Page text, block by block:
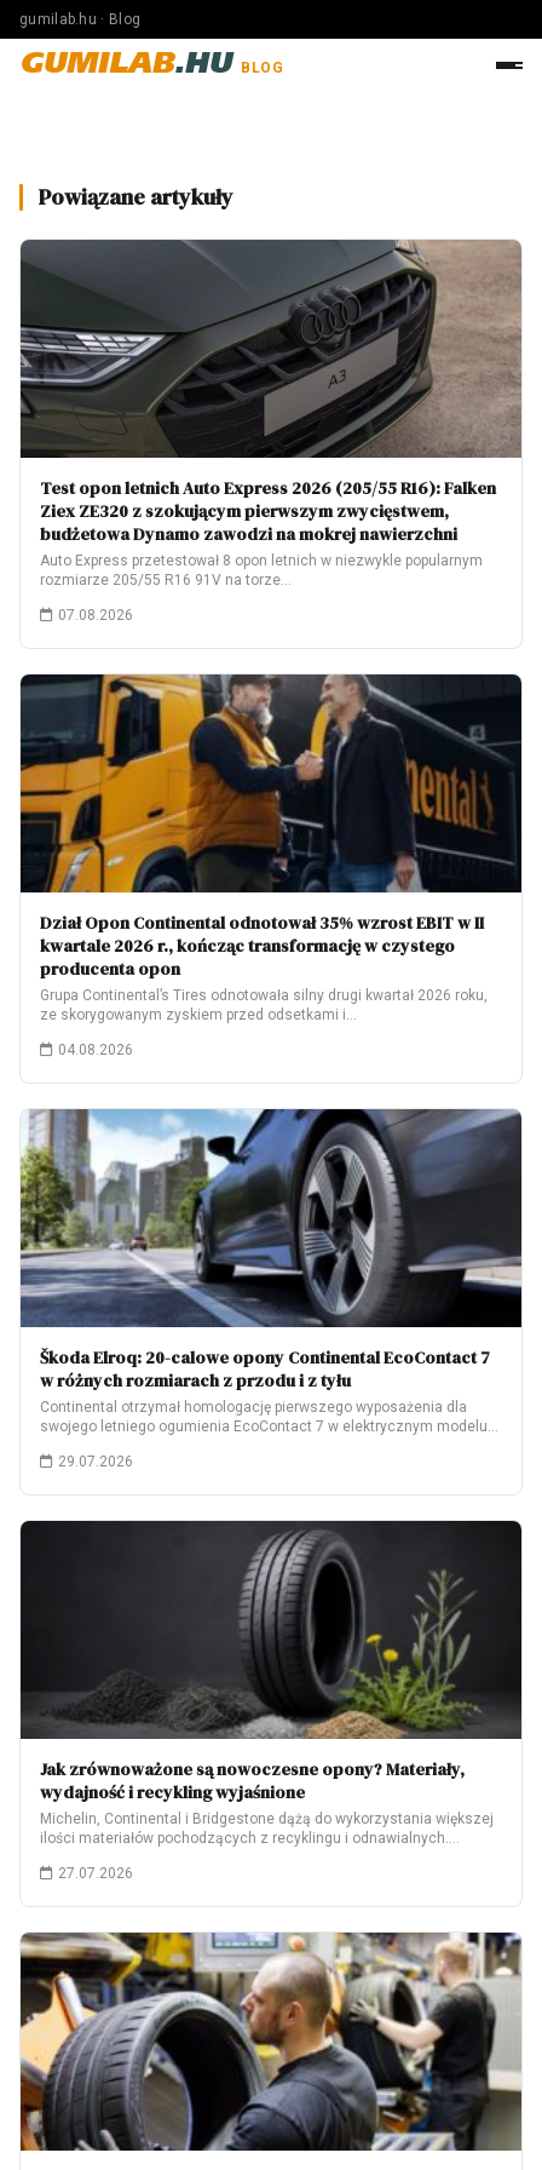
gumilab.hu · Blog
GUMILAB.HU BLOG
Powiązane artykuły
Test opon letnich Auto Express 2026 (205/55 R16): Falken
Ziex ZE320 z szokującym pierwszym zwycięstwem,
budżetowa Dynamo zawodzi na mokrej nawierzchni
Auto Express przetestował 8 opon letnich w niezwykle popularnym
rozmiarze 205/55 R16 91V na torze…
07.08.2026
Dział Opon Continental odnotował 35% wzrost EBIT w II
kwartale 2026 r., kończąc transformację w czystego
producenta opon
Grupa Continental’s Tires odnotowała silny drugi kwartał 2026 roku,
ze skorygowanym zyskiem przed odsetkami i…
04.08.2026
Škoda Elroq: 20-calowe opony Continental EcoContact 7
w różnych rozmiarach z przodu i z tyłu
Continental otrzymał homologację pierwszego wyposażenia dla
swojego letniego ogumienia EcoContact 7 w elektrycznym modelu
29.07.2026
Jak zrównoważone są nowoczesne opony? Materiały,
wydajność i recykling wyjaśnione
Michelin, Continental i Bridgestone dążą do wykorzystania większej
ilości materiałów pochodzących z recyklingu i odnawialnych.…
27.07.2026